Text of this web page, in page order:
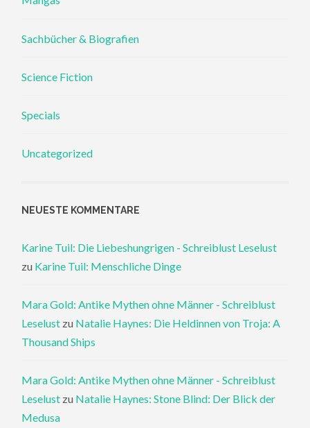
Sachbücher & Biografien
Science Fiction
Specials
Uncategorized
NEUESTE KOMMENTARE
Karine Tuil: Die Liebeshungrigen - Schreiblust Leselust
zu Karine Tuil: Menschliche Dinge
Mara Gold: Antike Mythen ohne Männer - Schreiblust
Leselust zu Natalie Haynes: Die Heldinnen von Troja: A
Thousand Ships
Mara Gold: Antike Mythen ohne Männer - Schreiblust
Leselust zu Natalie Haynes: Stone Blind: Der Blick der
Medusa